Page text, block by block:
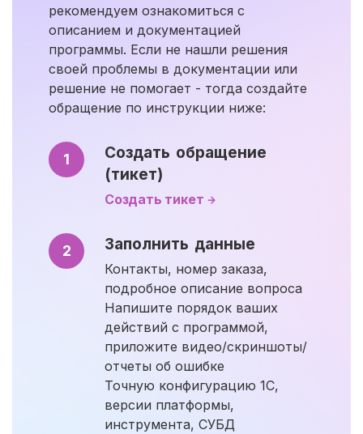
рекомендуем ознакомиться с
описанием и документацией
программы. Если не нашли решения
своей проблемы в документации или
решение не помогает - тогда создайте
обращение по инструкции ниже:
1
Создать обращение
(тикет)
Создать тикет
2 Заполнить данные
Контакты, номер заказа,
подробное описание вопроса
Напишите порядок ваших
действий с программой,
приложите видео/скриншоты/
отчеты об ошибке
Точную конфигурацию 1С,
версии платформы,
инструмента, СУБД